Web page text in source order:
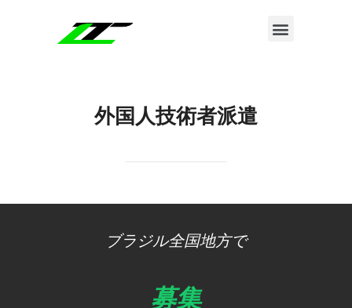
外国人技術者派遣
ブラジル全国地方で
募集